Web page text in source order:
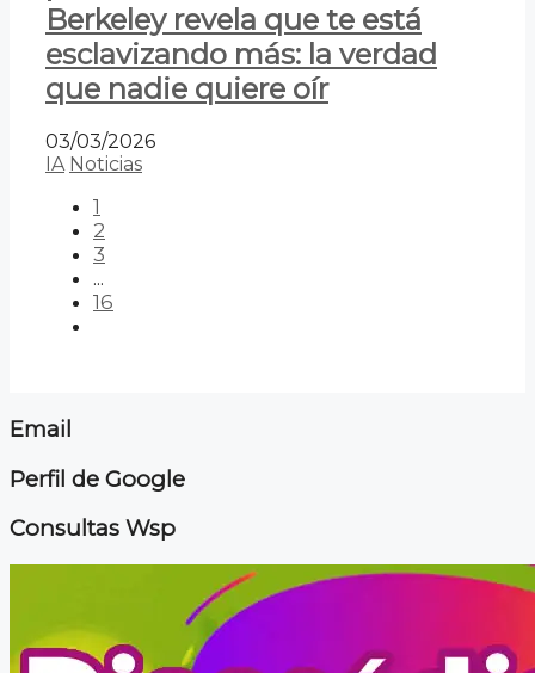
Berkeley revela que te está
esclavizando más: la verdad
que nadie quiere oír
03/03/2026
IA Noticias
1
2
3
...
16
Email
Perfil de Google
Consultas Wsp